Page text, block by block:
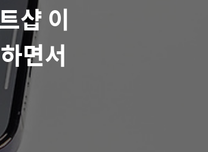
샵 이
면서